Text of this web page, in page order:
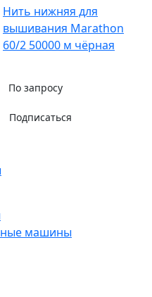
Нить нижняя для
вышивания Marathon
60/2 50000 м чёрная
По запросу
Подписаться
машины